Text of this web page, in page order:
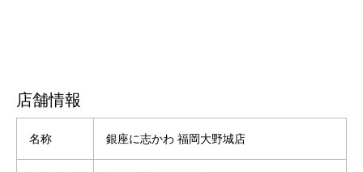
店舗情報
名称 銀座に志かわ 福岡大野城店